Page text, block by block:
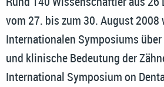
vom 27. bis zum 30. August 2008
Internationalen Symposiums
und klinische Bedeutung der
International Symposium on